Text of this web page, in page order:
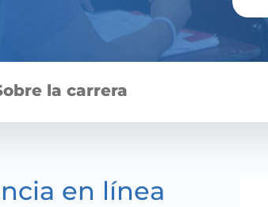
la carrera
en línea